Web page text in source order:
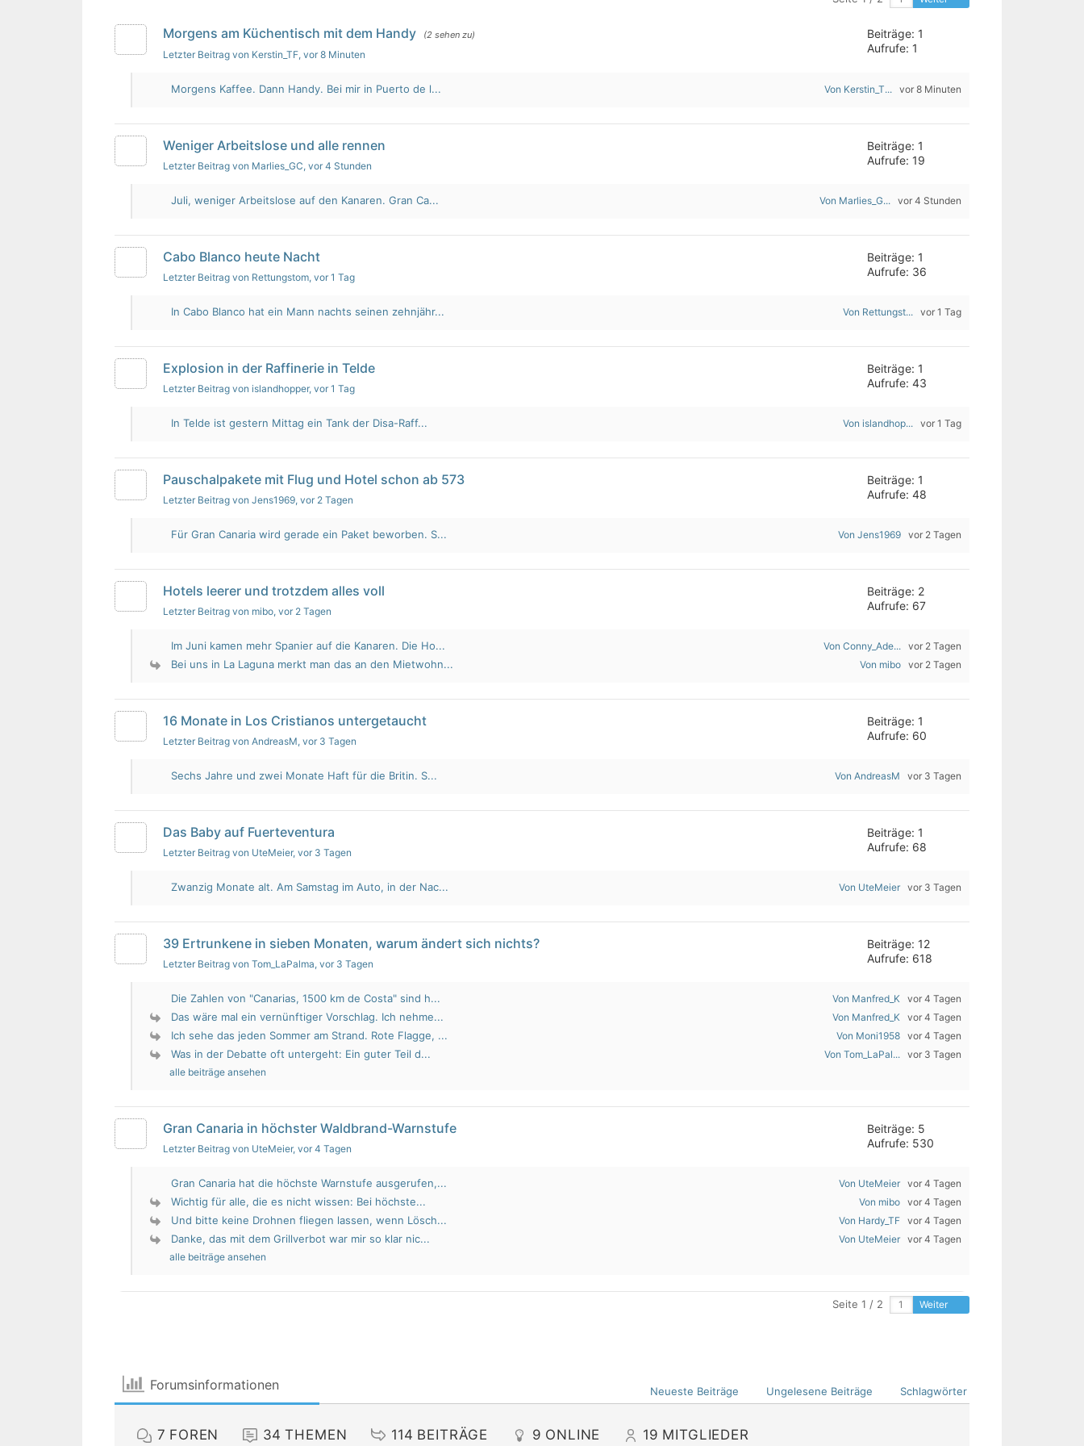
Morgens am Küchentisch mit dem Handy (2 sehen zu)
Letzter Beitrag von Kerstin_TF, vor 8 Minuten
Beiträge: 1
Aufrufe: 1
Morgens Kaffee. Dann Handy. Bei mir in Puerto de l... Von Kerstin_T... vor 8 Minuten
Weniger Arbeitslose und alle rennen
Letzter Beitrag von Marlies_GC, vor 4 Stunden
Beiträge: 1
Aufrufe: 19
Juli, weniger Arbeitslose auf den Kanaren. Gran Ca... Von Marlies_G... vor 4 Stunden
Cabo Blanco heute Nacht
Letzter Beitrag von Rettungstom, vor 1 Tag
Beiträge: 1
Aufrufe: 36
In Cabo Blanco hat ein Mann nachts seinen zehnjähr... Von Rettungst... vor 1 Tag
Explosion in der Raffinerie in Telde
Letzter Beitrag von islandhopper, vor 1 Tag
Beiträge: 1
Aufrufe: 43
In Telde ist gestern Mittag ein Tank der Disa-Raff... Von islandhop... vor 1 Tag
Pauschalpakete mit Flug und Hotel schon ab 573
Letzter Beitrag von Jens1969, vor 2 Tagen
Beiträge: 1
Aufrufe: 48
Für Gran Canaria wird gerade ein Paket beworben. S... Von Jens1969 vor 2 Tagen
Hotels leerer und trotzdem alles voll
Letzter Beitrag von mibo, vor 2 Tagen
Beiträge: 2
Aufrufe: 67
Im Juni kamen mehr Spanier auf die Kanaren. Die Ho... Von Conny_Ade... vor 2 Tagen
Bei uns in La Laguna merkt man das an den Mietwohn... Von mibo vor 2 Tagen
16 Monate in Los Cristianos untergetaucht
Letzter Beitrag von AndreasM, vor 3 Tagen
Beiträge: 1
Aufrufe: 60
Sechs Jahre und zwei Monate Haft für die Britin. S... Von AndreasM vor 3 Tagen
Das Baby auf Fuerteventura
Letzter Beitrag von UteMeier, vor 3 Tagen
Beiträge: 1
Aufrufe: 68
Zwanzig Monate alt. Am Samstag im Auto, in der Nac... Von UteMeier vor 3 Tagen
39 Ertrunkene in sieben Monaten, warum ändert sich nichts?
Letzter Beitrag von Tom_LaPalma, vor 3 Tagen
Beiträge: 12
Aufrufe: 618
Die Zahlen von "Canarias, 1500 km de Costa" sind h... Von Manfred_K vor 4 Tagen
Das wäre mal ein vernünftiger Vorschlag. Ich nehme... Von Manfred_K vor 4 Tagen
Ich sehe das jeden Sommer am Strand. Rote Flagge, ... Von Moni1958 vor 4 Tagen
Was in der Debatte oft untergeht: Ein guter Teil d... Von Tom_LaPal... vor 3 Tagen
alle beiträge ansehen
Gran Canaria in höchster Waldbrand-Warnstufe
Letzter Beitrag von UteMeier, vor 4 Tagen
Beiträge: 5
Aufrufe: 530
Gran Canaria hat die höchste Warnstufe ausgerufen,... Von UteMeier vor 4 Tagen
Wichtig für alle, die es nicht wissen: Bei höchste... Von mibo vor 4 Tagen
Und bitte keine Drohnen fliegen lassen, wenn Lösch... Von Hardy_TF vor 4 Tagen
Danke, das mit dem Grillverbot war mir so klar nic... Von UteMeier vor 4 Tagen
alle beiträge ansehen
Seite 1 / 2 Weiter
Forumsinformationen Neueste Beiträge Ungelesene Beiträge Schlagwörter
7 FOREN 34 THEMEN 114 BEITRÄGE 9 ONLINE 19 MITGLIEDER